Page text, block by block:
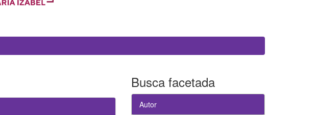
Busca facetada
Autor